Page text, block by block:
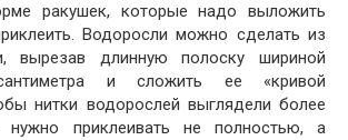
ракушек, которые надо выложить
Водоросли можно сделать из
вырезав длинную полоску шириной
и сложить ее «кривой
нитки водорослей выглядели более
приклеивать не полностью, а